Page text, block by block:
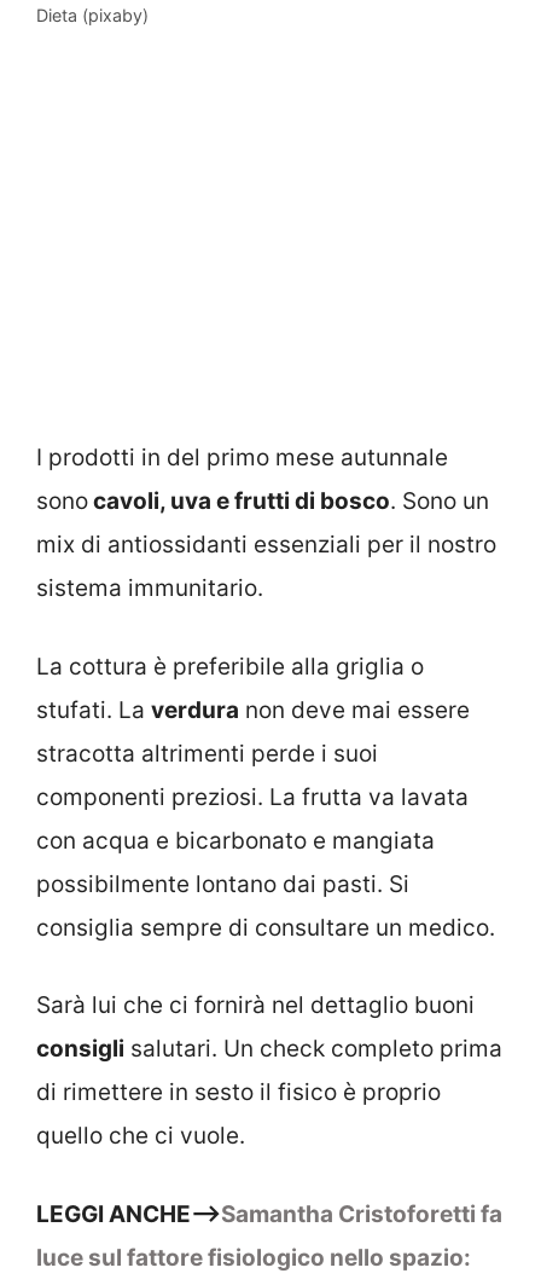
Dieta (pixaby)
I prodotti in del primo mese autunnale
sonocavoli, uva e frutti di bosco. Sono un
mix di antiossidanti essenziali per il nostro
sistema immunitario.
La cottura è preferibile alla griglia o
stufati. La verdura non deve mai essere
stracotta altrimenti perde i suoi
componenti preziosi. La frutta va lavata
con acqua e bicarbonato e mangiata
possibilmente lontano dai pasti. Si
consiglia sempre di consultare un medico.
Sarà lui che ci fornirà nel dettaglio buoni
consigli salutari. Un check completo prima
di rimettere in sesto il fisico è proprio
quello che ci vuole.
LEGGI ANCHE–>Samantha Cristoforetti fa
luce sul fattore fisiologico nello spazio: